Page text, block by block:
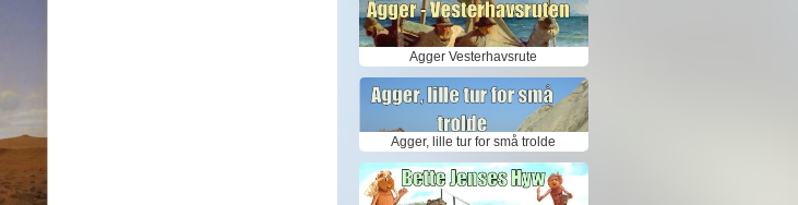
Agger Vesterhavsrute
Agger, lille tur for små trolde